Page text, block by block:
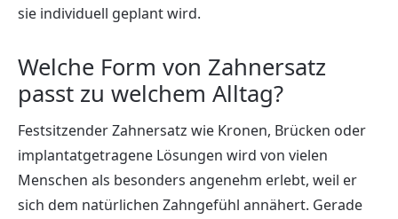
sie individuell geplant wird.
Welche Form von Zahnersatz
passt zu welchem Alltag?
Festsitzender Zahnersatz wie Kronen, Brücken oder
implantatgetragene Lösungen wird von vielen
Menschen als besonders angenehm erlebt, weil er
sich dem natürlichen Zahngefühl annähert. Gerade